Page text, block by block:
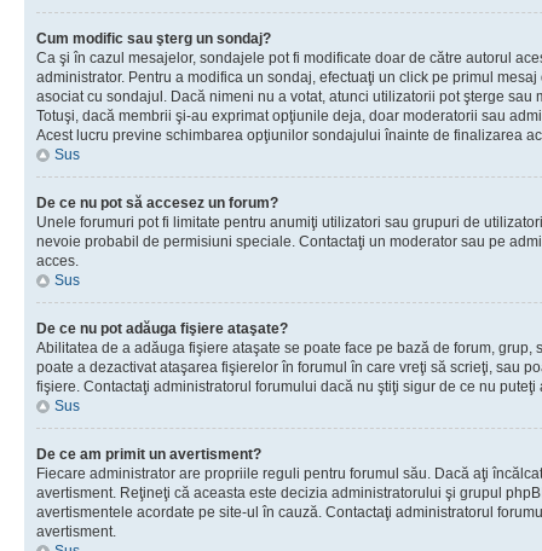
Cum modific sau şterg un sondaj?
Ca şi în cazul mesajelor, sondajele pot fi modificate doar de către autorul
administrator. Pentru a modifica un sondaj, efectuaţi un click pe primul
asociat cu sondajul. Dacă nimeni nu a votat, atunci utilizatorii pot şterge
Totuşi, dacă membrii şi-au exprimat opţiunile deja, doar moderatorii sau
Acest lucru previne schimbarea opţiunilor sondajului înainte de finalizarea
Sus
De ce nu pot să accesez un forum?
Unele forumuri pot fi limitate pentru anumiţi utilizatori sau grupuri de
nevoie probabil de permisiuni speciale. Contactaţi un moderator sau pe
acces.
Sus
De ce nu pot adăuga fişiere ataşate?
Abilitatea de a adăuga fişiere ataşate se poate face pe bază de forum, grup,
poate a dezactivat ataşarea fişierelor în forumul în care vreţi să scrieţi, sau
fişiere. Contactaţi administratorul forumului dacă nu ştiţi sigur de ce nu
Sus
De ce am primit un avertisment?
Fiecare administrator are propriile reguli pentru forumul său. Dacă aţi
avertisment. Reţineţi că aceasta este decizia administratorului şi grupul
avertismentele acordate pe site-ul în cauză. Contactaţi administratorul
avertisment.